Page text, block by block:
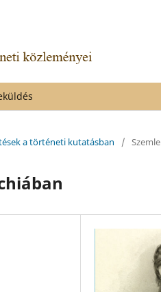
a történeti kutatásban / Szemle